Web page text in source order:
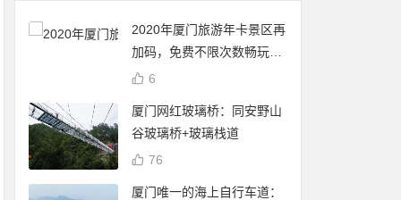
2020年厦门旅游年卡景区再
加码，免费不限次数畅玩24
个景点
6
厦门网红玻璃桥：同安野山
谷玻璃桥+玻璃栈道
76
厦门唯一的海上自行车道：